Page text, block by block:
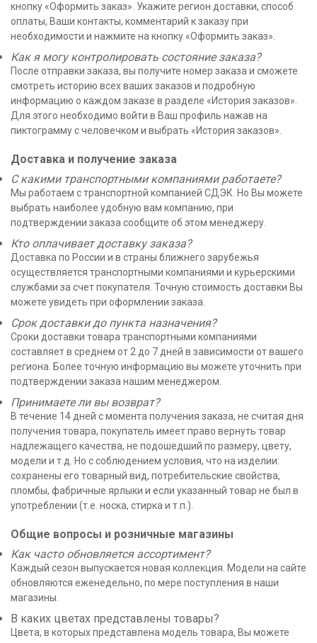
кнопку «Оформить заказ». Укажите регион доставки, способ
оплаты, Ваши контакты, комментарий к заказу при
необходимости и нажмите на кнопку «Оформить заказ».
Как я могу контролировать состояние заказа?
После отправки заказа, вы получите номер заказа и сможете
смотреть историю всех ваших заказов и подробную
информацию о каждом заказе в разделе «История заказов».
Для этого необходимо войти в Ваш профиль нажав на
пиктограмму с человечком и выбрать «История заказов».
Доставка и получение заказа
С какими транспортными компаниями работаете?
Мы работаем с транспортной компанией СДЭК. Но Вы можете
выбрать наиболее удобную вам компанию, при
подтверждении заказа сообщите об этом менеджеру.
Кто оплачивает доставку заказа?
Доставка по России и в страны ближнего зарубежья
осуществляется транспортными компаниями и курьерскими
службами за счет покупателя. Точную стоимость доставки Вы
можете увидеть при оформлении заказа.
Срок доставки до пункта назначения?
Сроки доставки товара транспортными компаниями
составляет в среднем от 2 до 7 дней в зависимости от вашего
региона. Более точную информацию вы можете уточнить при
подтверждении заказа нашим менеджером.
Принимаете ли вы возврат?
В течение 14 дней c момента получения заказа, не считая дня
получения товара, покупатель имеет право вернуть товар
надлежащего качества, не подошедший по размеру, цвету,
модели и т.д. Но с соблюдением условия, что на изделии:
сохранены его товарный вид, потребительские свойства,
пломбы, фабричные ярлыки и если указанный товар не был в
употреблении (т.е. носка, стирка и т.п.).
Общие вопросы и розничные магазины
Как часто обновляется ассортимент?
Каждый сезон выпускается новая коллекция. Модели на сайте
обновляются еженедельно, по мере поступления в наши
магазины.
В каких цветах представлены товары?
Цвета, в которых представлена модель товара, Вы можете